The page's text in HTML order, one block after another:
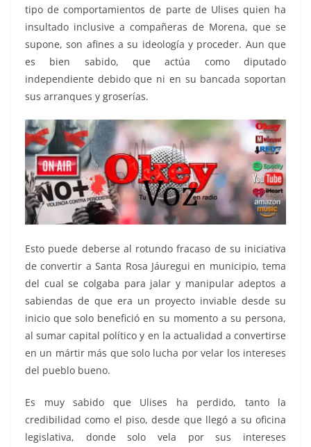
tipo de comportamientos de parte de Ulises quien ha
insultado inclusive a compañeras de Morena, que se
supone, son afines a su ideología y proceder. Aun que
es bien sabido, que actúa como diputado
independiente debido que ni en su bancada soportan
sus arranques y groserías.
Esto puede deberse al rotundo fracaso de su iniciativa
de convertir a Santa Rosa Jáuregui en municipio, tema
del cual se colgaba para jalar y manipular adeptos a
sabiendas de que era un proyecto inviable desde su
inicio que solo benefició en su momento a su persona,
al sumar capital político y en la actualidad a convertirse
en un mártir más que solo lucha por velar los intereses
del pueblo bueno.
Es muy sabido que Ulises ha perdido, tanto la
credibilidad como el piso, desde que llegó a su oficina
legislativa, donde solo vela por sus intereses